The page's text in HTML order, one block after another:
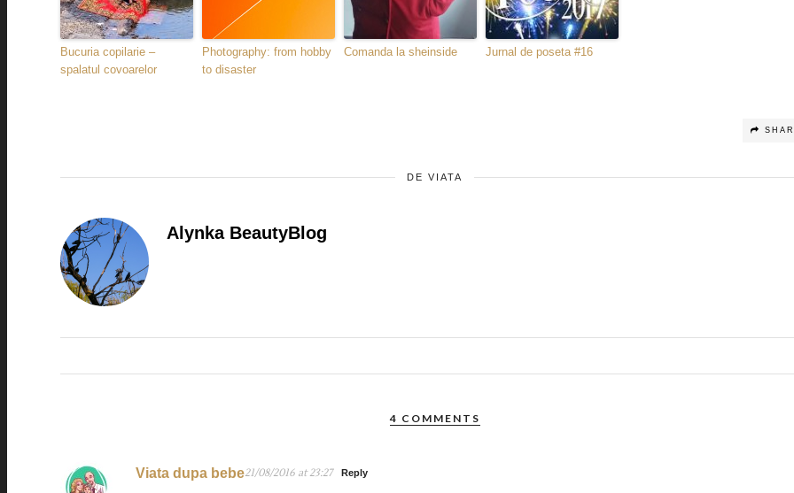
Bucuria copilarie –
spalatul covoarelor
Photography: from hobby
to disaster
Comanda la sheinside Jurnal de poseta #16
DE VIATA
Alynka BeautyBlog
4 COMMENTS
Viata dupa bebe21/08/2016 at 23:27 Reply